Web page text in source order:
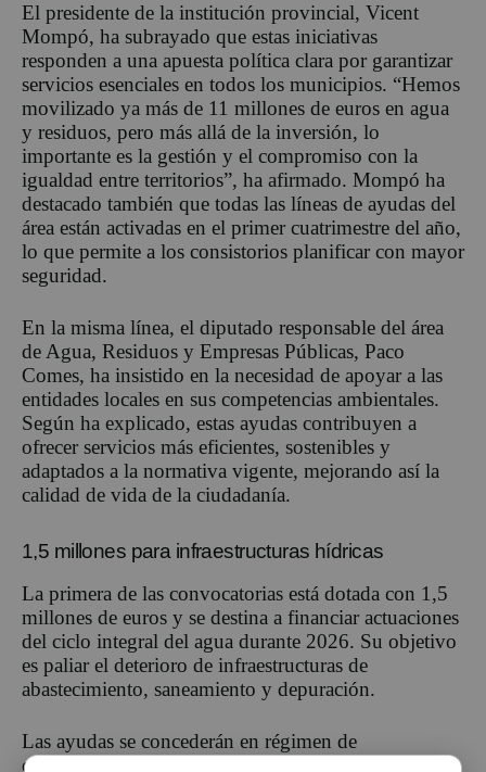
El presidente de la institución provincial, Vicent
Mompó, ha subrayado que estas iniciativas
responden a una apuesta política clara por garantizar
servicios esenciales en todos los municipios. “Hemos
movilizado ya más de 11 millones de euros en agua
y residuos, pero más allá de la inversión, lo
importante es la gestión y el compromiso con la
igualdad entre territorios”, ha afirmado. Mompó ha
destacado también que todas las líneas de ayudas del
área están activadas en el primer cuatrimestre del año,
lo que permite a los consistorios planificar con mayor
seguridad.
En la misma línea, el diputado responsable del área
de Agua, Residuos y Empresas Públicas, Paco
Comes, ha insistido en la necesidad de apoyar a las
entidades locales en sus competencias ambientales.
Según ha explicado, estas ayudas contribuyen a
ofrecer servicios más eficientes, sostenibles y
adaptados a la normativa vigente, mejorando así la
calidad de vida de la ciudadanía.
1,5 millones para infraestructuras hídricas
La primera de las convocatorias está dotada con 1,5
millones de euros y se destina a financiar actuaciones
del ciclo integral del agua durante 2026. Su objetivo
es paliar el deterioro de infraestructuras de
abastecimiento, saneamiento y depuración.
Las ayudas se concederán en régimen de
concurrencia competitiva y podrán alcanzar hasta